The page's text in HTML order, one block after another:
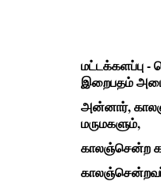
மட்டக்களப்பு -
இறைபதம்
அன்னார்,
மருமகளும்,
காலஞ்சென்ற